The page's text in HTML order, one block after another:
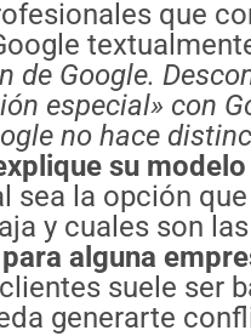
que
de Google.
especial» con
no hace
su
sea la opción
y cuales son
alguna
suele ser
generarte